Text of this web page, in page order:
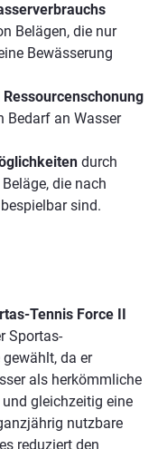
Belägen, die nur
Bewässerung
Bedarf an Wasser
durch
die nach
sind.
Tennis Force II
Sportas-
da er
als herkömmliche
gleichzeitig eine
nutzbare
reduziert den